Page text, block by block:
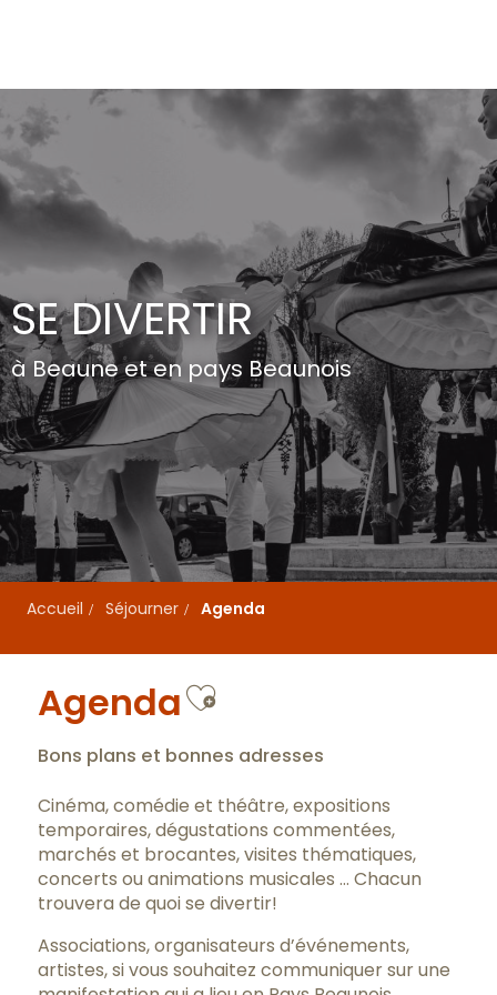
SE DIVERTIR
à Beaune et en pays Beaunois
Accueil Séjourner Agenda
AgendaAjouter aux
Bons plans et bonnes adresses
Cinéma, comédie et théâtre, expositions
temporaires, dégustations commentées,
marchés et brocantes, visites thématiques,
concerts ou animations musicales … Chacun
trouvera de quoi se divertir!
Associations, organisateurs d’événements,
artistes, si vous souhaitez communiquer sur une